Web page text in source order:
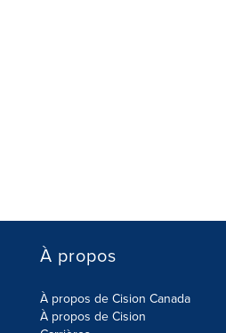
À propos
À propos de Cision Canada
À propos de Cision